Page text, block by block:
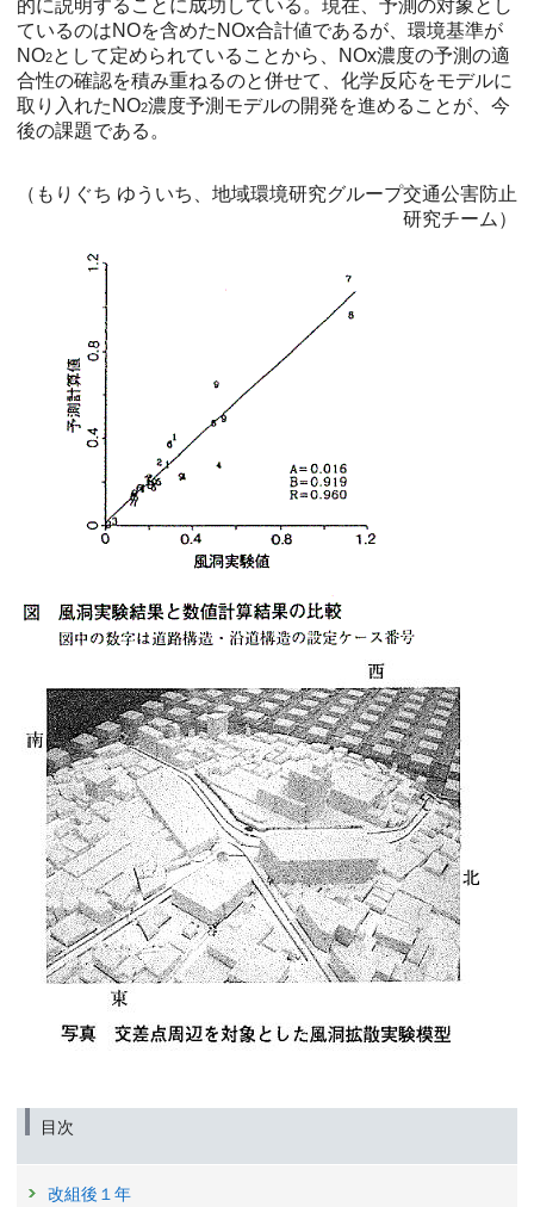
的に説明することに成功している。現在、予測の対象とし
ているのはNOを含めたNOx合計値であるが、環境基準が
NO2として定められていることから、NOx濃度の予測の適
合性の確認を積み重ねるのと併せて、化学反応をモデルに
取り入れたNO2濃度予測モデルの開発を進めることが、今
後の課題である。
（もりぐち ゆういち、地域環境研究グループ交通公害防止
研究チーム）
目次
改組後１年